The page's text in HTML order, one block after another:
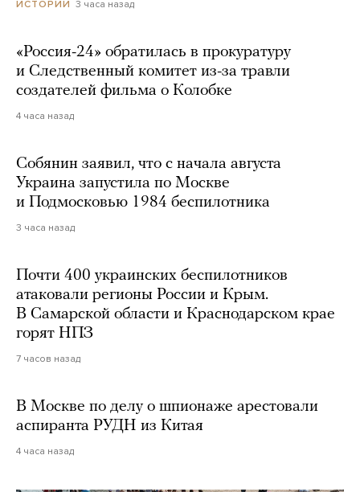
ИСТОРИИ 3 часа назад
«Россия-24» обратилась в прокуратуру
и Следственный комитет из-за травли
создателей фильма о Колобке
4 часа назад
Собянин заявил, что с начала августа
Украина запустила по Москве
и Подмосковью 1984 беспилотника
3 часа назад
Почти 400 украинских беспилотников
атаковали регионы России и Крым.
В Самарской области и Краснодарском крае
горят НПЗ
7 часов назад
В Москве по делу о шпионаже арестовали
аспиранта РУДН из Китая
4 часа назад